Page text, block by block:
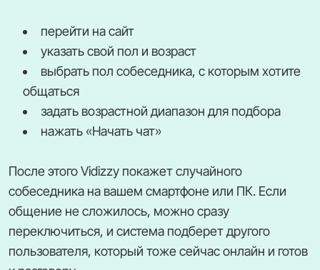
перейти на сайт
указать свой пол и возраст
выбрать пол собеседника, с которым хотите
общаться
задать возрастной диапазон для подбора
нажать «Начать чат»
После этого Vidizzy покажет случайного
собеседника на вашем смартфоне или ПК. Если
общение не сложилось, можно сразу
переключиться, и система подберет другого
пользователя, который тоже сейчас онлайн и готов